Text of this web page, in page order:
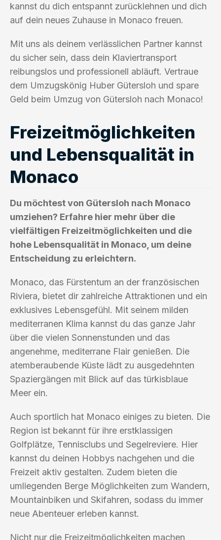
kannst du dich entspannt zurücklehnen und dich
auf dein neues Zuhause in Monaco freuen.
Mit uns als deinem verlässlichen Partner kannst
du sicher sein, dass dein Klaviertransport
reibungslos und professionell abläuft. Vertraue
dem Umzugskönig Huber Gütersloh und spare
Geld beim Umzug von Gütersloh nach Monaco!
Freizeitmöglichkeiten
und Lebensqualität in
Monaco
Du möchtest von Gütersloh nach Monaco
umziehen? Erfahre hier mehr über die
vielfältigen Freizeitmöglichkeiten und die
hohe Lebensqualität in Monaco, um deine
Entscheidung zu erleichtern.
Monaco, das Fürstentum an der französischen
Riviera, bietet dir zahlreiche Attraktionen und ein
exklusives Lebensgefühl. Mit seinem milden
mediterranen Klima kannst du das ganze Jahr
über die vielen Sonnenstunden und das
angenehme, mediterrane Flair genießen. Die
atemberaubende Küste lädt zu ausgedehnten
Spaziergängen mit Blick auf das türkisblaue
Meer ein.
Auch sportlich hat Monaco einiges zu bieten. Die
Region ist bekannt für ihre erstklassigen
Golfplätze, Tennisclubs und Segelreviere. Hier
kannst du deinen Hobbys nachgehen und die
Freizeit aktiv gestalten. Zudem bieten die
umliegenden Berge Möglichkeiten zum Wandern,
Mountainbiken und Skifahren, sodass du immer
neue Abenteuer erleben kannst.
Nicht nur die Freizeitmöglichkeiten machen